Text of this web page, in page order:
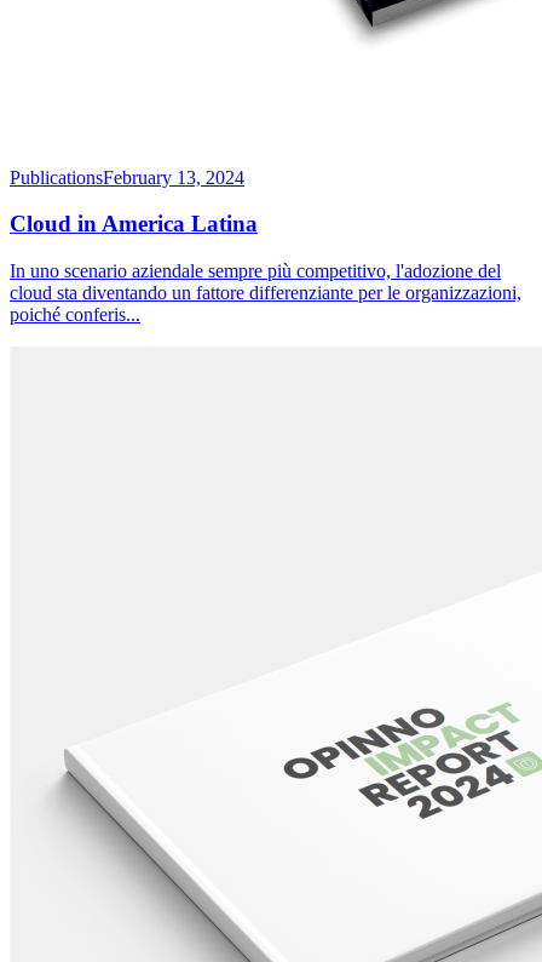
PublicationsFebruary 13, 2024
Cloud in America Latina
In uno scenario aziendale sempre più competitivo, l'adozione del
cloud sta diventando un fattore differenziante per le organizzazioni,
poiché conferis...